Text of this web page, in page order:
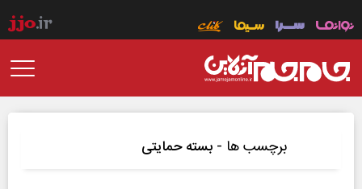
برچسب ها - بسته حمایتی